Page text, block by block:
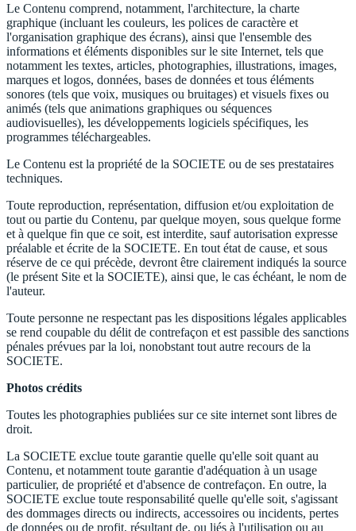
Le Contenu comprend, notamment, l'architecture, la charte
graphique (incluant les couleurs, les polices de caractère et
l'organisation graphique des écrans), ainsi que l'ensemble des
informations et éléments disponibles sur le site Internet, tels que
notamment les textes, articles, photographies, illustrations, images,
marques et logos, données, bases de données et tous éléments
sonores (tels que voix, musiques ou bruitages) et visuels fixes ou
animés (tels que animations graphiques ou séquences
audiovisuelles), les développements logiciels spécifiques, les
programmes téléchargeables.
Le Contenu est la propriété de la SOCIETE ou de ses prestataires
techniques.
Toute reproduction, représentation, diffusion et/ou exploitation de
tout ou partie du Contenu, par quelque moyen, sous quelque forme
et à quelque fin que ce soit, est interdite, sauf autorisation expresse
préalable et écrite de la SOCIETE. En tout état de cause, et sous
réserve de ce qui précède, devront être clairement indiqués la source
(le présent Site et la SOCIETE), ainsi que, le cas échéant, le nom de
l'auteur.
Toute personne ne respectant pas les dispositions légales applicables
se rend coupable du délit de contrefaçon et est passible des sanctions
pénales prévues par la loi, nonobstant tout autre recours de la
SOCIETE.
Photos crédits
Toutes les photographies publiées sur ce site internet sont libres de
droit.
La SOCIETE exclue toute garantie quelle qu'elle soit quant au
Contenu, et notamment toute garantie d'adéquation à un usage
particulier, de propriété et d'absence de contrefaçon. En outre, la
SOCIETE exclue toute responsabilité quelle qu'elle soit, s'agissant
des dommages directs ou indirects, accessoires ou incidents, pertes
de données ou de profit, résultant de, ou liés à l'utilisation ou au